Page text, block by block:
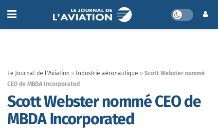
Le Journal de l'Aviation » Industrie aéronautique » Scott Webster nommé
CEO de MBDA Incorporated
Scott Webster nommé CEO de
MBDA Incorporated